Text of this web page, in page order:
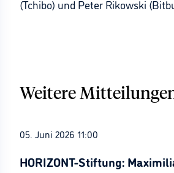
(Tchibo) und Peter Rikowski
Weitere
05. Juni 2026 11:00
HORIZONT-Stiftung: